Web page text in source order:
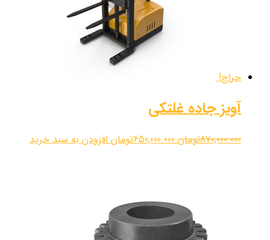
حراج!
آویز جاده غلتکی
870,000.000تومان 650,000.000تومان افزودن به سبد خرید